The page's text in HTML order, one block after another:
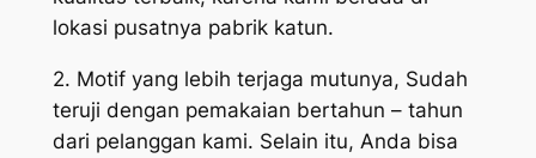
lokasi pusatnya pabrik katun.
2. Motif yang lebih terjaga mutunya, Sudah
teruji dengan pemakaian bertahun – tahun
dari pelanggan kami. Selain itu, Anda bisa